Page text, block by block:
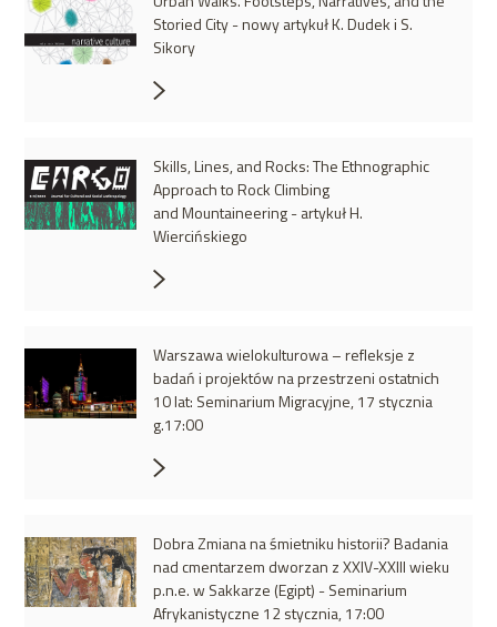
Storied City - nowy artykuł K. Dudek i S.
Sikory
Skills, Lines, and Rocks: The Ethnographic
Approach to Rock Climbing
and Mountaineering - artykuł H.
Wiercińskiego
Warszawa wielokulturowa – refleksje z
badań i projektów na przestrzeni ostatnich
10 lat: Seminarium Migracyjne, 17 stycznia
g.17:00
Dobra Zmiana na śmietniku historii? Badania
nad cmentarzem dworzan z XXIV-XXIII wieku
p.n.e. w Sakkarze (Egipt) - Seminarium
Afrykanistyczne 12 stycznia, 17:00